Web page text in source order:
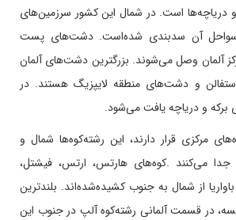
و دریاچه‌ها است. در شمال این کشور سرزمین‌های
سواحل آن سدبندی شده‌است. دشت‌های پست
آلمان وصل می‌شوند. بزرگترین دشت‌های آلمان
و دشت‌های منطقه لایپزیگ هستند. در
برکه و دریاچه یافت می‌شود.
مرکزی قرار دارند، این رشته‌کوه‌ها شمال و
می‌کنند .کوه‌های هارتس، ارتس، فیشتل،
از شمال به جنوب کشیده‌شده‌اند. بلندترین
در قسمت آلمانی رشته‌کوه آلپ در جنوب این